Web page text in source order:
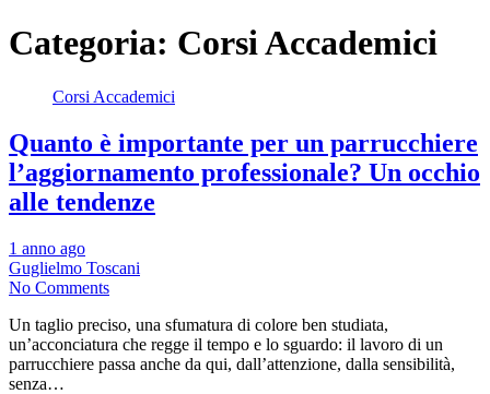
Categoria: Corsi Accademici
Corsi Accademici
Quanto è importante per un parrucchiere
l’aggiornamento professionale? Un occhio
alle tendenze
1 anno ago
Guglielmo Toscani
No Comments
Un taglio preciso, una sfumatura di colore ben studiata,
un’acconciatura che regge il tempo e lo sguardo: il lavoro di un
parrucchiere passa anche da qui, dall’attenzione, dalla sensibilità,
senza…